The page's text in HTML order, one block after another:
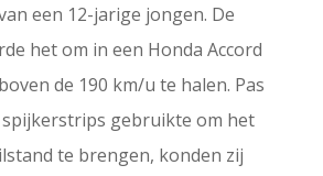
een 12-jarige jongen. De
het om in een Honda Accord
de 190 km/u te halen. Pas
gebruikte om het
te brengen, konden zij